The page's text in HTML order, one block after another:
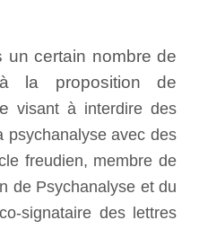
un certain nombre de
la proposition de
visant à interdire des
psychanalyse avec des
freudien, membre de
de Psychanalyse et du
signataire des lettres